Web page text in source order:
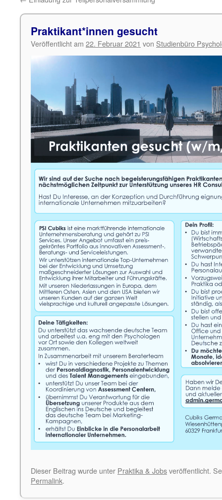
Praktikant*innen gesucht
Veröffentlicht am 22. Februar 2021 von Studienbüro
Dieser Beitrag wurde unter Praktika & Jobsveröffentlicht.
Permalink.